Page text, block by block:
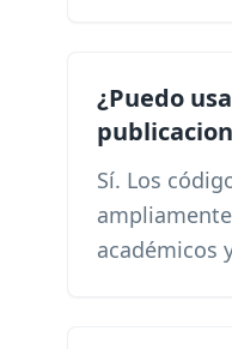
¿Puedo
Sí. Los
académicos